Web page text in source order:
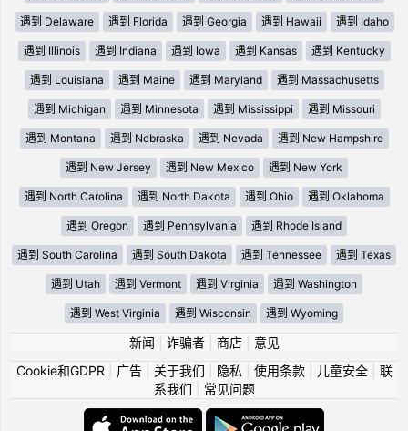
遇到 Delaware 遇到 Florida 遇到 Georgia 遇到 Hawaii 遇到 Idaho
遇到 Illinois 遇到 Indiana 遇到 Iowa 遇到 Kansas 遇到 Kentucky
遇到 Louisiana 遇到 Maine 遇到 Maryland 遇到 Massachusetts
遇到 Michigan 遇到 Minnesota 遇到 Mississippi 遇到 Missouri
遇到 Montana 遇到 Nebraska 遇到 Nevada 遇到 New Hampshire
遇到 New Jersey 遇到 New Mexico 遇到 New York
遇到 North Carolina 遇到 North Dakota 遇到 Ohio 遇到 Oklahoma
遇到 Oregon 遇到 Pennsylvania 遇到 Rhode Island
遇到 South Carolina 遇到 South Dakota 遇到 Tennessee 遇到 Texas
遇到 Utah 遇到 Vermont 遇到 Virginia 遇到 Washington
遇到 West Virginia 遇到 Wisconsin 遇到 Wyoming
新闻 诈骗者| 商店| 意见
Cookie和GDPR
广告| 关于我们 隐私 使用条款| 儿童安全| 联
系我们
常见问题